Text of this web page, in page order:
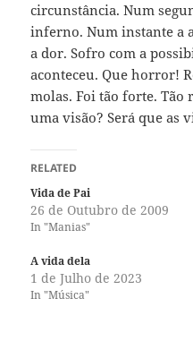
circunstância. Num
inferno. Num instante a
a dor. Sofro com a
aconteceu. Que horror!
molas. Foi tão forte. Tão
uma visão? Será que as
RELATED
Vida de Pai
26 de Outubro de 2009
In "Manias"
A vida dela
1 de Julho de 2023
In "Música"